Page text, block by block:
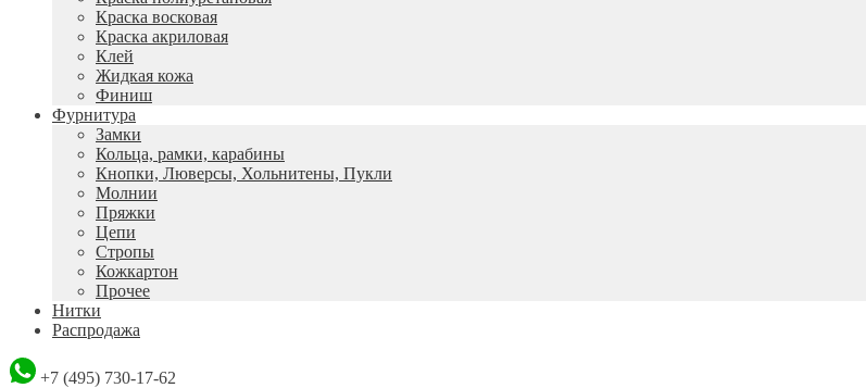
Краска восковая
Краска акриловая
Клей
Жидкая кожа
Финиш
Фурнитура
Замки
Кольца, рамки, карабины
Кнопки, Люверсы, Хольнитены, Пукли
Молнии
Пряжки
Цепи
Стропы
Кожкартон
Прочее
Нитки
Распродажа
+7 (495) 730-17-62